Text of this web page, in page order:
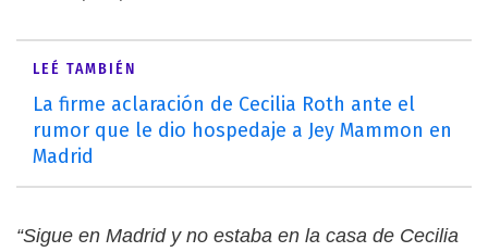
LEÉ TAMBIÉN
La firme aclaración de Cecilia Roth ante el
rumor que le dio hospedaje a Jey Mammon en
Madrid
“Sigue en Madrid y no estaba en la casa de Cecilia